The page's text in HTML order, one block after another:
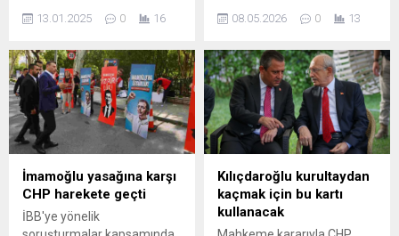
13.01.2025 0 16
Türkiye’nin milyonlarca
bahçeleri konusunda
iktidara sert ve net mesajlar
verdi. Toktaş, hobi
bahçelerinin sadece bir
ihtiyaç değil, vatandaşın
adeta bir sığınağı olduğunu
vurgulayarak, bakanlık ve
belediyeleri uyardı. Hobi
Bahçeleri Ciddi Bir İhtiyaç ve
08.05.2026 0 13
İmamoğlu yasağına karşı
CHP harekete geçti
İBB'ye yönelik
Kılıçdaroğlu kurultaydan
kaçmak için bu kartı
kullanacak